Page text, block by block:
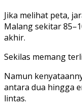
Jika melihat peta,
Malang sekitar
akhir.
Sekilas memang
Namun
antara dua hingga
lintas.